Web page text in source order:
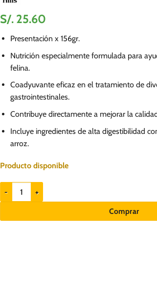
S/. 25.60
Presentación x 156gr.
Nutrición especialmente formulada para
felina.
Coadyuvante eficaz en el tratamiento de
gastrointestinales.
Contribuye directamente a mejorar la
Incluye ingredientes de alta digestibilidad
arroz.
Producto disponible
Hills PD i/d Salud Gastrointestinal - Alimento
Comprar